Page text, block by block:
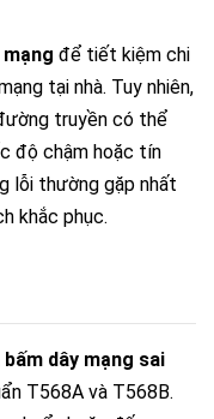
mạng để tiết kiệm chi
tại nhà. Tuy nhiên,
truyền có thể
độ chậm hoặc tín
lỗi thường gặp nhất
khắc phục.
bấm dây mạng sai
T568A và T568B.